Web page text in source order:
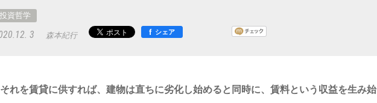
投資哲学
3 森本紀行 f シェア
れを賃貸に供すれば、建物は直ちに劣化し始めると同時に、賃料という収益を生み始